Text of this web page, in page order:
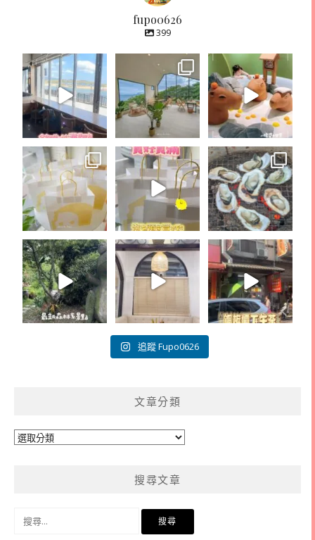
fupo0626
399
追蹤 Fupo0626
文章分類
文
搜尋文章